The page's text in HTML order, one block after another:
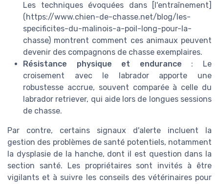
Les techniques évoquées dans [l'entraînement]
(https://www.chien-de-chasse.net/blog/les-
specificites-du-malinois-a-poil-long-pour-la-
chasse) montrent comment ces animaux peuvent
devenir des compagnons de chasse exemplaires.
Résistance physique et endurance : Le
croisement avec le labrador apporte une
robustesse accrue, souvent comparée à celle du
labrador retriever, qui aide lors de longues sessions
de chasse.
Par contre, certains signaux d'alerte incluent la
gestion des problèmes de santé potentiels, notamment
la dysplasie de la hanche, dont il est question dans la
section santé. Les propriétaires sont invités à être
vigilants et à suivre les conseils des vétérinaires pour